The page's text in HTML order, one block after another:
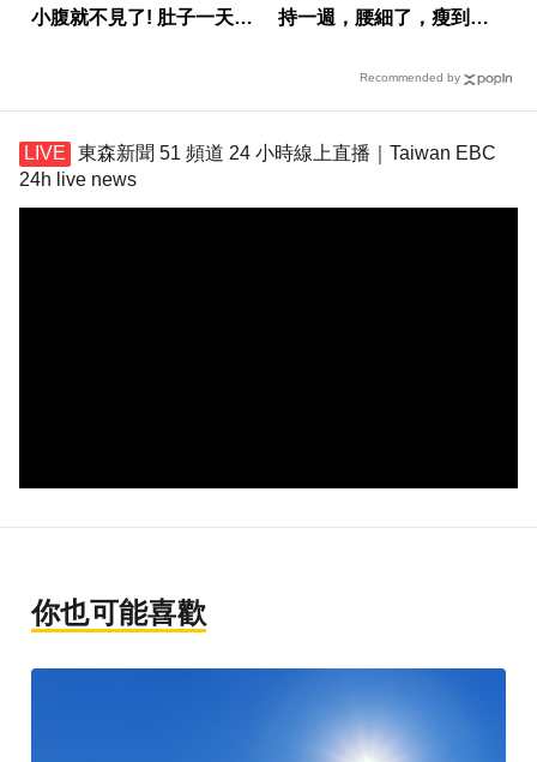
小腹就不見了! 肚子一天天
持一週，腰細了，瘦到你
Recommended by
東森新聞 51 頻道 24 小時線上直播｜Taiwan EBC
24h live news
你也可能喜歡